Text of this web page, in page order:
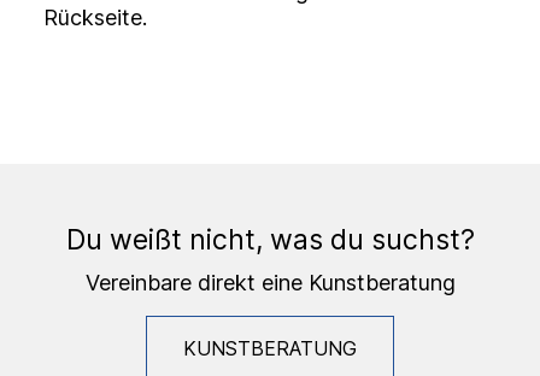
Rückseite.
Du weißt nicht, was du suchst?
Vereinbare direkt eine Kunstberatung
KUNSTBERATUNG